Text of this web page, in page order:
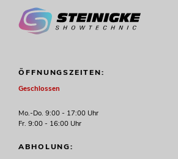
ÖFFNUNGSZEITEN:
Geschlossen
Mo.-Do. 9:00 - 17:00 Uhr
Fr. 9:00 - 16:00 Uhr
ABHOLUNG: